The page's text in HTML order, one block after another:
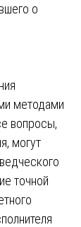
о
методами
вопросы,
могут
точной